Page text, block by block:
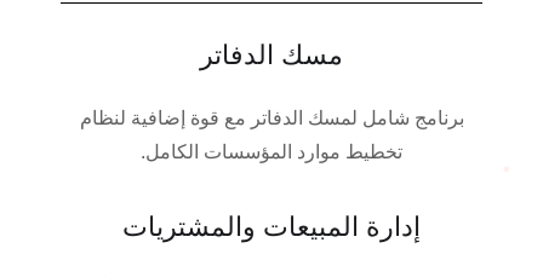
مسك الدفاتر
برنامج شامل لمسك الدفاتر مع قوة إضافية لنظام
تخطيط موارد المؤسسات الكامل.
إدارة المبيعات والمشتريات